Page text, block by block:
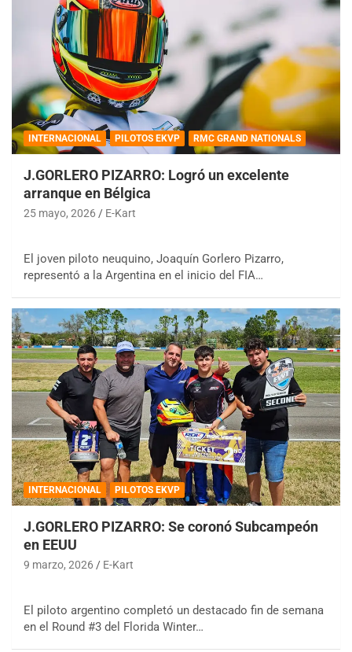
INTERNACIONAL PILOTOS EKVP RMC GRAND NATIONALS
J.GORLERO PIZARRO: Logró un excelente
arranque en Bélgica
25 mayo, 2026 E-Kart
El joven piloto neuquino, Joaquín Gorlero Pizarro,
representó a la Argentina en el inicio del FIA…
INTERNACIONAL PILOTOS EKVP
J.GORLERO PIZARRO: Se coronó Subcampeón
en EEUU
9 marzo, 2026 E-Kart
El piloto argentino completó un destacado fin de semana
en el Round #3 del Florida Winter…